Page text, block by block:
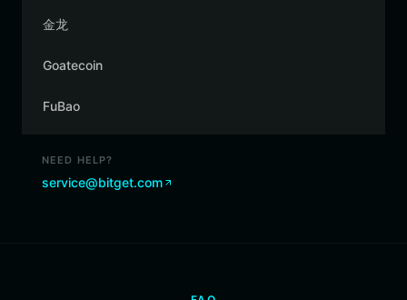
金龙
Goatecoin
FuBao
NEED HELP?
service@bitget.com